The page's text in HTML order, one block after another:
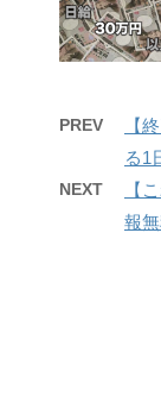
PREV
【
る1
NEXT
【
報